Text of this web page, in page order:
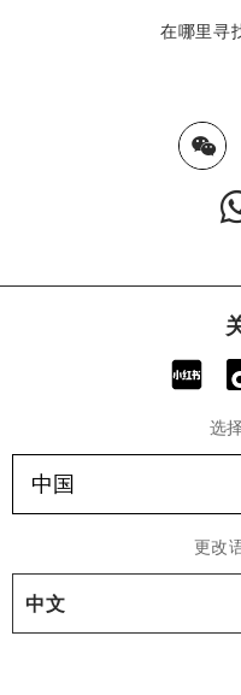
在哪里寻
选
中国
更改